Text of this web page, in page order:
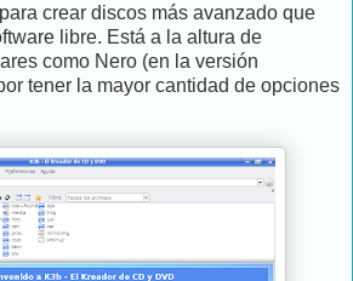
crear discos más avanzado que
libre. Está a la altura de
como Nero (en la versión
tener la mayor cantidad de opciones